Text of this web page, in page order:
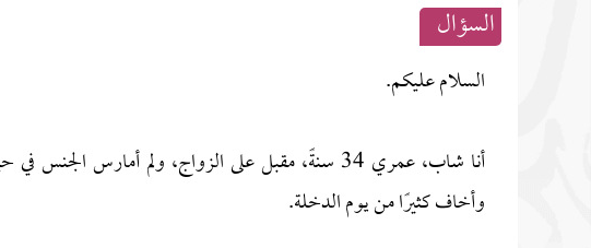
السؤال
السلام عليكم.
أنا شاب، عمري 34 سنةً، مقبل على الزواج، ولم أمارس
وأخاف كثيرًا من يوم الدخلة.